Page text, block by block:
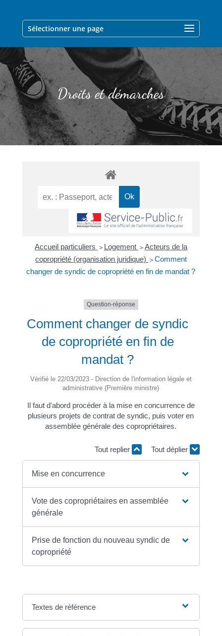
Sélectionner une page
Droits et démarches
Accueil particuliers > Logement > Acteurs de la
copropriété (organisation juridique) > Comment
changer de syndic de copropriété en fin de mandat ?
Question-réponse
Comment changer de syndic
de copropriété en fin de
mandat ?
Vérifié le 22/03/2023 - Direction de l'information légale et
administrative (Première ministre)
Il faut d'abord procéder à la mise en concurrence de
plusieurs projets de contrat de syndic, puis voter en
assemblée générale des copropriétaires.
Tout replier Tout déplier
Mise en concurrence
Vote des copropriétaires en assemblée
générale
Prise de fonction du nouveau syndic de
copropriété
Textes de référence